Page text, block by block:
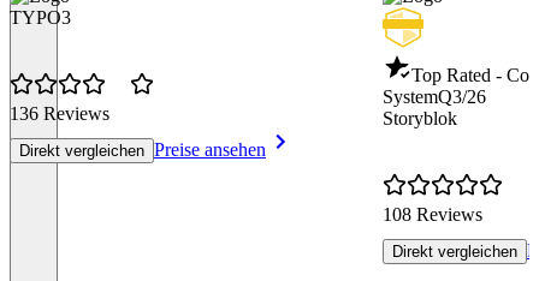
Onboarding-
Item
1
of
TYPO3
136 Reviews
Direkt vergleichen Preise ansehen
Top Rated -
SystemQ3/26
Storyblok
108 Reviews
Direkt vergleichen